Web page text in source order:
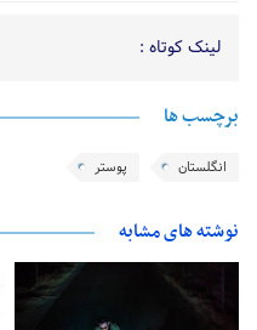
لینک کوتاه :
برچسب ها
انگلستان پوستر
نوشته های مشابه